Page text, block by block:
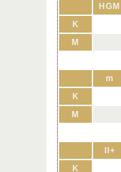
HGM
K
M
m
K
M
II+
K